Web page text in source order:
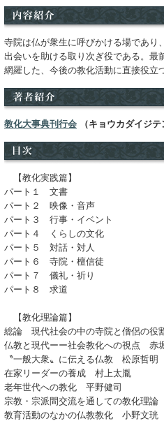
寺院は仏が衆生に呼びかける場であり
出会いを助ける取り次ぎ役である。最
網羅した、今後の教化活動に直接役立
教化大事典刊行会 （キョウカダイジテ
【教化実践篇】
パート１ 文書
パート２ 映像・音声
パート３ 行事・イベント
パート４ くらしの文化
パート５ 対話・対人
パート６ 寺院・檀信徒
パート７ 儀礼・祈り
パート８ 求道
【教化理論篇】
総論 現代社会の中の寺院と僧侶の
仏教と現代ーー社会教化への視点 赤
〝一般大衆〟に伝える仏教 松原哲明
在家リーダーの養成 村上太胤
老年世代への教化 平野健司
宗教・宗派間交流を通しての教化理
教育活動のなかの仏教教化 小野文珖